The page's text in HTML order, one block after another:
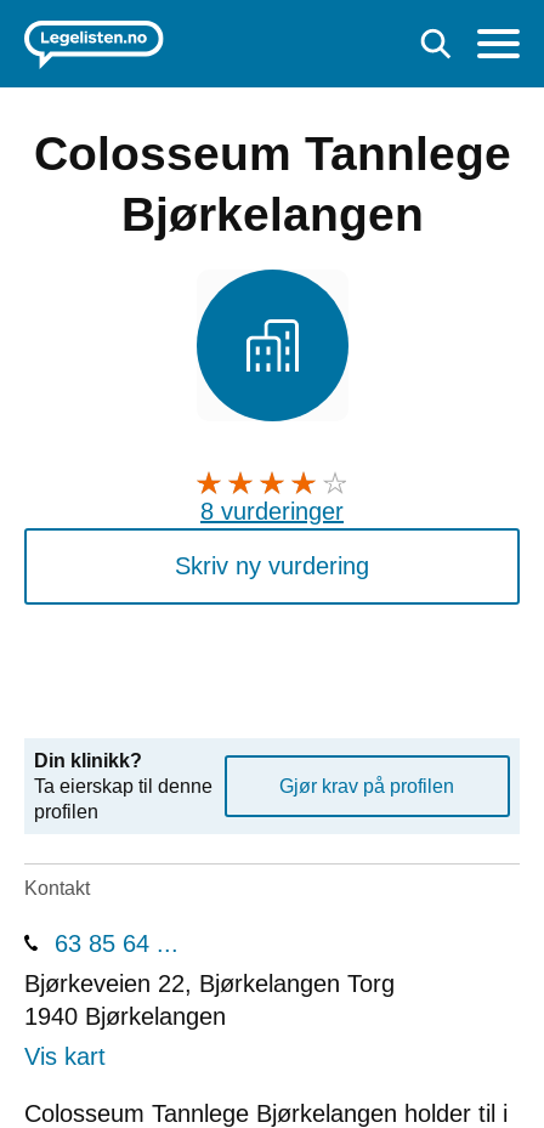
Colosseum Tannlege
Bjørkelangen
8 vurderinger
Skriv ny vurdering
Din klinikk?
Ta eierskap til denne
profilen
Gjør krav på profilen
Kontakt
63 85 64 ...
Bjørkeveien 22, Bjørkelangen Torg
1940 Bjørkelangen
Vis kart
Colosseum Tannlege Bjørkelangen holder til i